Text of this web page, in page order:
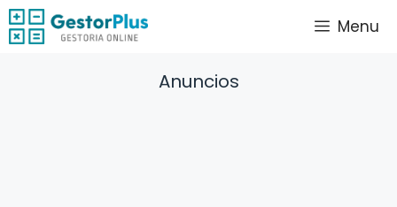
Saltar
al
Menu
Anuncios